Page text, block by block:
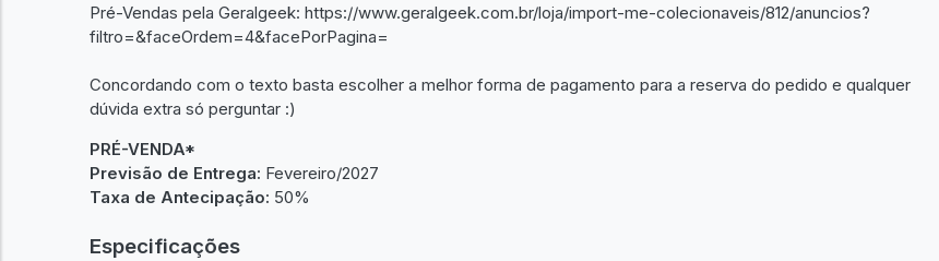
Pré-Vendas pela Geralgeek: https://www.geralgeek.com.br/loja/import-me-colecionaveis/812/anuncios?
filtro=&faceOrdem=4&facePorPagina=
Concordando com o texto basta escolher a melhor forma de pagamento para a reserva do pedido e qualquer
dúvida extra só perguntar :)
PRÉ-VENDA*
Previsão de Entrega: Fevereiro/2027
Taxa de Antecipação: 50%
Especificações